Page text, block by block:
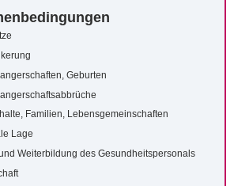
Geburten
Familien, Lebensgemeinschaften
Lage
Weiterbildung des Gesundheitspersonals